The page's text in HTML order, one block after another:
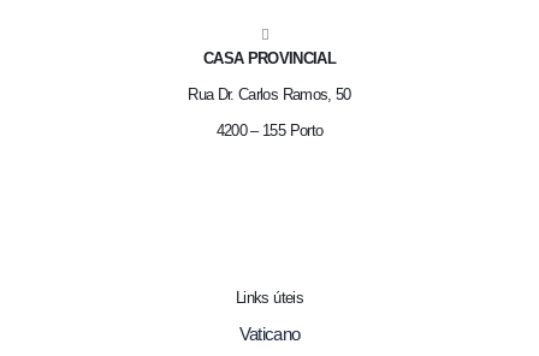
CASA PROVINCIAL
Rua Dr. Carlos Ramos, 50
4200 – 155 Porto
Links úteis
Vaticano